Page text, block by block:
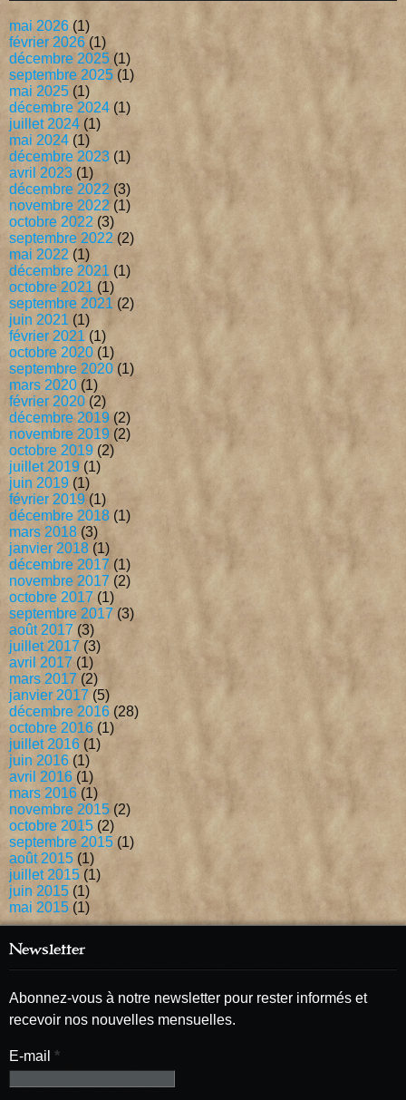
mai 2026 (1)
février 2026 (1)
décembre 2025 (1)
septembre 2025 (1)
mai 2025 (1)
décembre 2024 (1)
juillet 2024 (1)
mai 2024 (1)
décembre 2023 (1)
avril 2023 (1)
décembre 2022 (3)
novembre 2022(1)
octobre 2022 (3)
septembre 2022 (2)
mai 2022 (1)
décembre 2021 (1)
octobre 2021 (1)
septembre 2021 (2)
juin 2021 (1)
février 2021 (1)
octobre 2020 (1)
septembre 2020 (1)
mars 2020 (1)
février 2020 (2)
décembre 2019 (2)
novembre 2019 (2)
octobre 2019 (2)
juillet 2019 (1)
juin 2019 (1)
février 2019 (1)
décembre 2018 (1)
mars 2018 (3)
janvier 2018 (1)
décembre 2017 (1)
novembre 2017 (2)
octobre 2017 (1)
septembre 2017 (3)
août 2017 (3)
juillet 2017 (3)
avril 2017 (1)
mars 2017 (2)
janvier 2017 (5)
décembre 2016 (28)
octobre 2016 (1)
juillet 2016 (1)
juin 2016 (1)
avril 2016 (1)
mars 2016 (1)
novembre 2015 (2)
octobre 2015 (2)
septembre 2015 (1)
août 2015 (1)
juillet 2015 (1)
juin 2015 (1)
mai 2015 (1)
Newsletter
Abonnez-vous à notre newsletter pour rester informés et
recevoir nos nouvelles mensuelles.
E-mail *